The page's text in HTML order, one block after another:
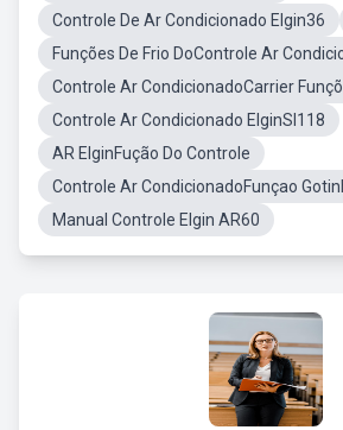
Controle De Ar Condicionado Elgin36
Funções De Frio DoControle Ar
Controle Ar CondicionadoCarrier
Controle Ar Condicionado ElginSl118
AR ElginFução Do Controle
Controle Ar CondicionadoFunçao
Manual Controle Elgin AR60